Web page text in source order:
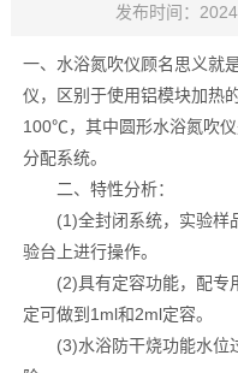
发布时间：
一、水浴氮吹仪顾名思义就
仪，区别于使用铝模块加热
100℃，其中圆形水浴氮吹
分配系统。
二、特性分析：
(1)全封闭系统，实验样
验台上进行操作。
(2)具有定容功能，配专
定可做到1ml和2ml定容。
(3)水浴防干烧功能水位